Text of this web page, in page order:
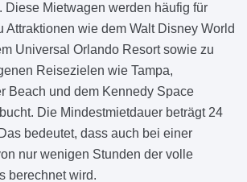
Diese Mietwagen werden häufig für
Attraktionen wie dem Walt Disney World
Universal Orlando Resort sowie zu
Reisezielen wie Tampa,
Beach und dem Kennedy Space
Die Mindestmietdauer beträgt 24
bedeutet, dass auch bei einer
nur wenigen Stunden der volle
berechnet wird.